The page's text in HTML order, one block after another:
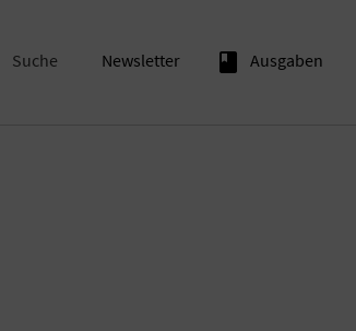
Suche Newsletter book Ausgaben